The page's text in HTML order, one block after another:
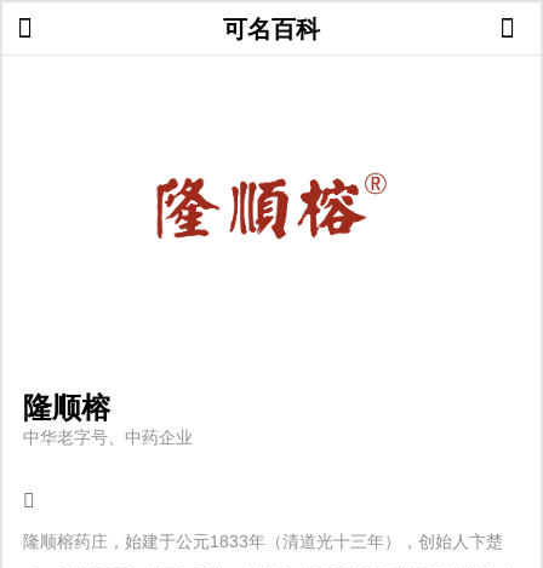
可名百科
隆顺榕
中华老字号、中药企业
隆顺榕药庄，始建于公元1833年（清道光十三年），创始人卞楚